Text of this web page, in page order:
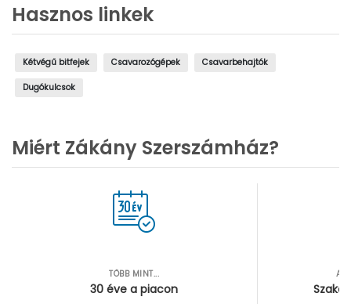
Hasznos linkek
Kétvégű bitfejek Csavarozógépek Csavarbehajtók
Dugókulcsok
Miért Zákány Szerszámház?
TÖBB MINT...
30 éve a piacon